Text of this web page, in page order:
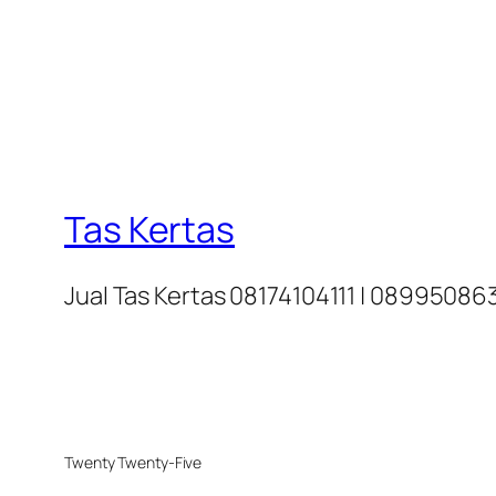
Tas Kertas
Jual Tas Kertas 08174104111 |
Twenty Twenty-Five